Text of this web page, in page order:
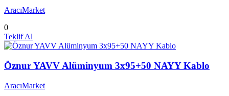
AracıMarket
0
Teklif Al
Öznur YAVV Alüminyum 3x95+50 NAYY Kablo
AracıMarket